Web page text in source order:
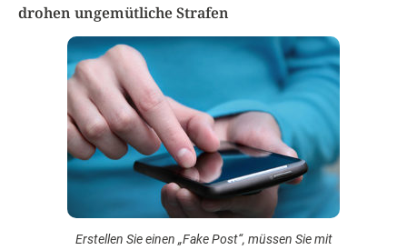
drohen ungemütliche Strafen
Erstellen Sie einen „Fake Post“, müssen Sie mit